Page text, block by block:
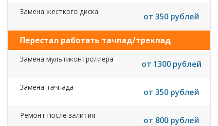
Замена жесткого диска от 350 рублей
Перестал работать тачпад/трекпад
Замена мультиконтроллера от 1300 рублей
Замена тачпада от 350 рублей
Ремонт после залития от 800 рублей